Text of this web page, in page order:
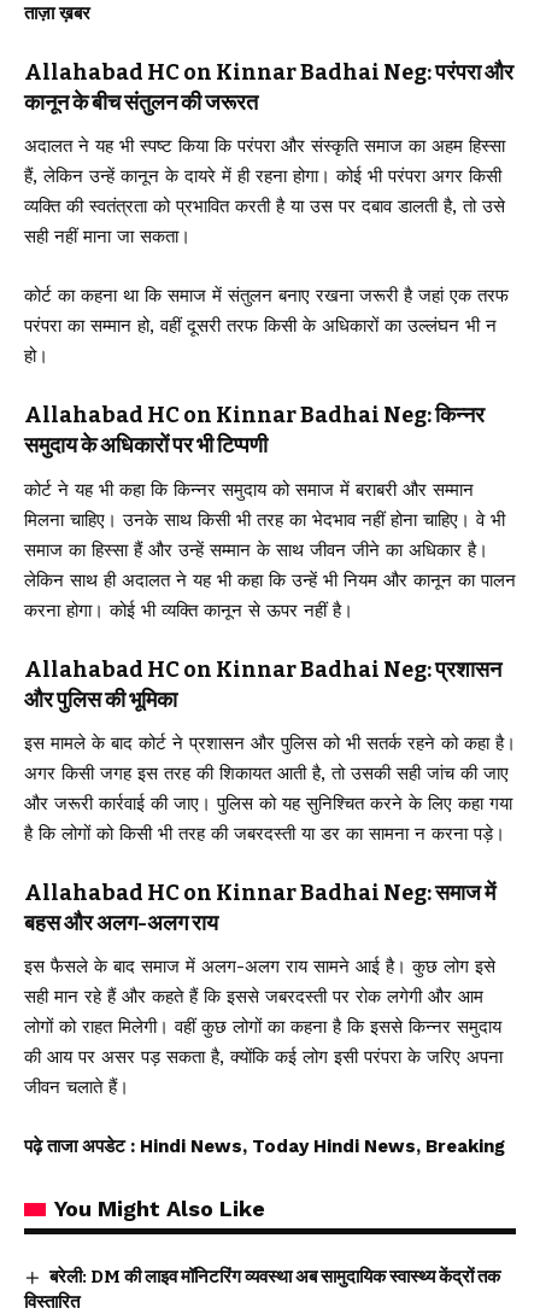
ताज़ा ख़बर
Allahabad HC on Kinnar Badhai Neg: परंपरा और
कानून के बीच संतुलन की जरूरत
अदालत ने यह भी स्पष्ट किया कि परंपरा और संस्कृति समाज का अहम हिस्सा
हैं, लेकिन उन्हें कानून के दायरे में ही रहना होगा। कोई भी परंपरा अगर किसी
व्यक्ति की स्वतंत्रता को प्रभावित करती है या उस पर दबाव डालती है, तो उसे
सही नहीं माना जा सकता।
कोर्ट का कहना था कि समाज में संतुलन बनाए रखना जरूरी है जहां एक तरफ
परंपरा का सम्मान हो, वहीं दूसरी तरफ किसी के अधिकारों का उल्लंघन भी न
हो।
Allahabad HC on Kinnar Badhai Neg: किन्नर
समुदाय के अधिकारों पर भी टिप्पणी
कोर्ट ने यह भी कहा कि किन्नर समुदाय को समाज में बराबरी और सम्मान
मिलना चाहिए। उनके साथ किसी भी तरह का भेदभाव नहीं होना चाहिए। वे भी
समाज का हिस्सा हैं और उन्हें सम्मान के साथ जीवन जीने का अधिकार है।
लेकिन साथ ही अदालत ने यह भी कहा कि उन्हें भी नियम और कानून का पालन
करना होगा। कोई भी व्यक्ति कानून से ऊपर नहीं है।
Allahabad HC on Kinnar Badhai Neg: प्रशासन
और पुलिस की भूमिका
इस मामले के बाद कोर्ट ने प्रशासन और पुलिस को भी सतर्क रहने को कहा है।
अगर किसी जगह इस तरह की शिकायत आती है, तो उसकी सही जांच की जाए
और जरूरी कार्रवाई की जाए। पुलिस को यह सुनिश्चित करने के लिए कहा गया
है कि लोगों को किसी भी तरह की जबरदस्ती या डर का सामना न करना पड़े।
Allahabad HC on Kinnar Badhai Neg: समाज में
बहस और अलग-अलग राय
इस फैसले के बाद समाज में अलग-अलग राय सामने आई है। कुछ लोग इसे
सही मान रहे हैं और कहते हैं कि इससे जबरदस्ती पर रोक लगेगी और आम
लोगों को राहत मिलेगी। वहीं कुछ लोगों का कहना है कि इससे किन्नर समुदाय
की आय पर असर पड़ सकता है, क्योंकि कई लोग इसी परंपरा के जरिए अपना
जीवन चलाते हैं।
पढ़े ताजा अपडेट : Hindi News, Today Hindi News, Breaking
You Might Also Like
बरेली: DM की लाइव मॉनिटरिंग व्यवस्था अब सामुदायिक स्वास्थ्य केंद्रों तक
विस्तारित